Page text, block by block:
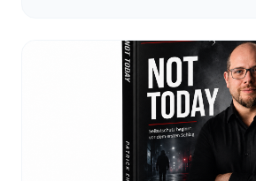
wir ein Ferienprogramm mit
Angeboten vorbereitet. Alle
Anmeldungen findet ihr unter:
sakura.de/fsz/events Karate in Köln-Nippes mit Luin
- Für Kinder von 3 bis 6 Jahren
12.08., 17.08., 19.08., 24.08., 26.08.